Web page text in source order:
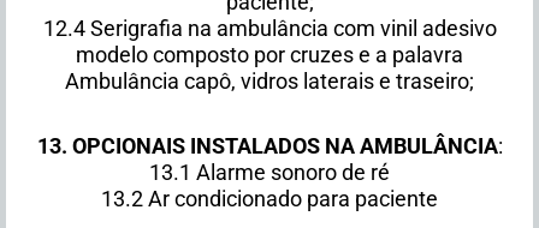
12.4 Serigrafia na ambulância com vinil adesivo
modelo composto por cruzes e a palavra
Ambulância capô, vidros laterais e traseiro;
13. OPCIONAIS INSTALADOS NA AMBULÂNCIA:
13.1 Alarme sonoro de ré
13.2 Ar condicionado para paciente